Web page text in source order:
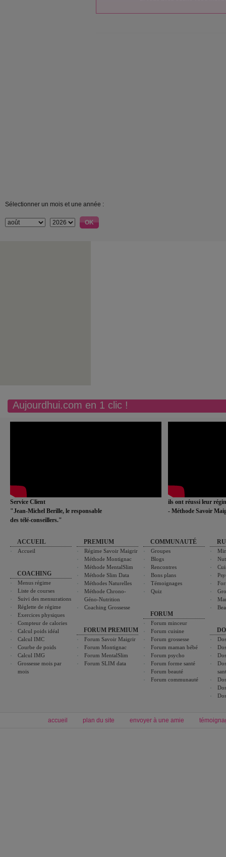
Sélectionner un mois et une année :
Aujourdhui.com en 1 clic !
Service Client
"Jean-Michel Berille, le responsable
des télé-conseillers."
ils ont réussi leur
- Méthode Savoir
ACCUEIL
Accueil
COACHING
Menus régime
Liste de courses
Suivi des mensurations
Réglette de régime
Exercices physiques
Compteur de calories
Calcul poids idéal
Calcul IMC
Courbe de poids
Calcul IMG
Grossesse mois par
mois
PREMIUM
Régime Savoir Maigrir
Méthode Montignac
Méthode MentalSlim
Méthode Slim Data
Méthodes Naturelles
Méthode Chrono-
Géno-Nutrition
Coaching Grossesse
FORUM PREMIUM
Forum Savoir Maigrir
Forum Montignac
Forum MentalSlim
Forum SLIM data
COMMUNAUTÉ
Groupes
Blogs
Rencontres
Bons plans
Témoignages
Quiz
FORUM
Forum minceur
Forum cuisine
Forum grossesse
Forum maman bébé
Forum psycho
Forum forme santé
Forum beauté
Forum communauté
accueil plan du site envoyer à une amie